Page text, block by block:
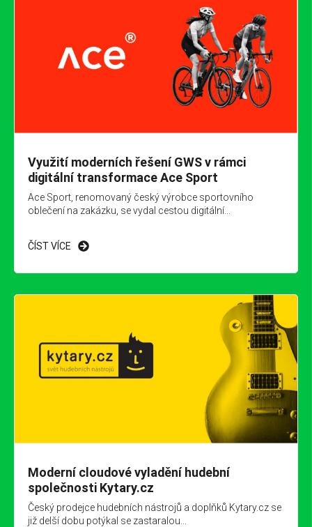
Využití moderních řešení GWS v rámci
digitální transformace Ace Sport
Ace Sport, renomovaný český výrobce sportovního
oblečení na zakázku, se vydal cestou digitální...
ČÍST VÍCE
Moderní cloudové vyladění hudební
společnosti Kytary.cz
Český prodejce hudebních nástrojů a doplňků Kytary.cz se
již delší dobu potýkal se zastaralou...